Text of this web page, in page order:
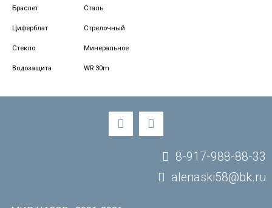
Браслет Сталь
Циферблат Стрелочный
Стекло Минеральное
Водозащита WR 30m
8-917-988-88-33
alenaski58@bk.ru